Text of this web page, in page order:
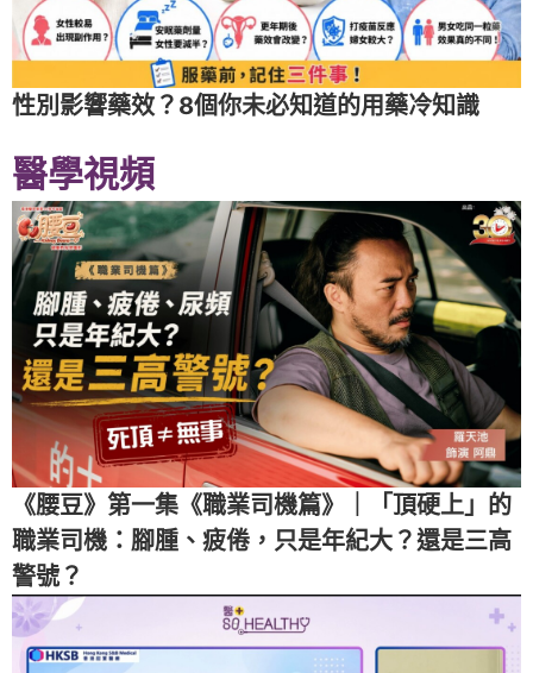
性別影響藥效？8個你未必知道的用藥冷知識
醫學視頻
《腰豆》第一集《職業司機篇》｜「頂硬上」的
職業司機：腳腫、疲倦，只是年紀大？還是三高
警號？